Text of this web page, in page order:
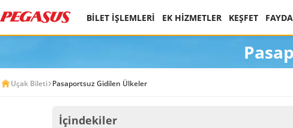
BİLET İŞLEMLERİ EK HİZMETLER KEŞFET
Uçak Bileti Pasaportsuz Gidilen Ülkeler
İçindekiler